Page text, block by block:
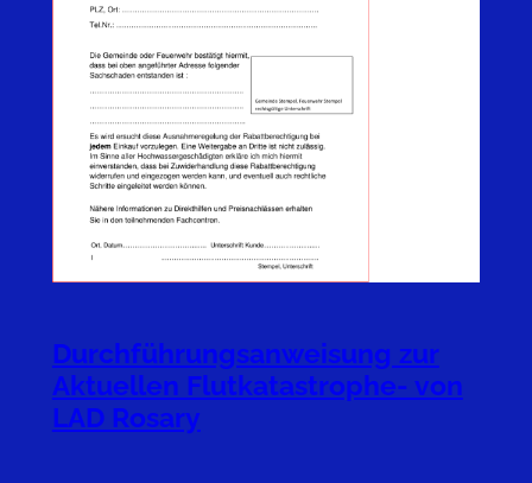
Durchführungsanweisung zur
Aktuellen Flutkatastrophe- von
LAD Rosary